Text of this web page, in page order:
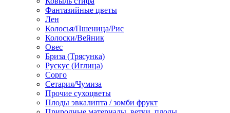
Фантазийные цветы
Лен
Колосья/Пшеница/Рис
Колоски/Вейник
Овес
Бриза (Трясунка)
Рускус (Иглица)
Сорго
Сетария/Чумиза
Прочие сухоцветы
Плоды эвкалипта / зомби фрукт